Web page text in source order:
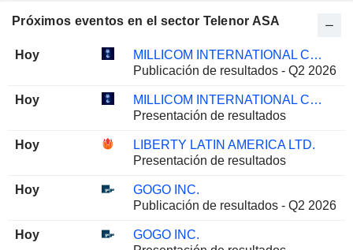
Próximos eventos en el sector Telenor ASA
Hoy
MILLICOM INTERNATIONAL CELLULAR S.A.
Publicación de resultados - Q2 2026
Hoy
MILLICOM INTERNATIONAL CELLULAR S.A.
Presentación de resultados
Hoy
LIBERTY LATIN AMERICA LTD.
Presentación de resultados
Hoy
GOGO INC.
Publicación de resultados - Q2 2026
Hoy
GOGO INC.